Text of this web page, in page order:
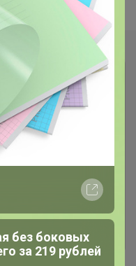
1-3
без боковых
за 219 рублей